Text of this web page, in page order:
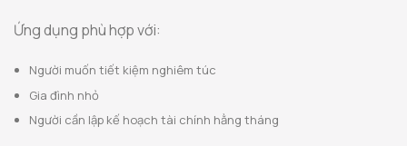
Ứng dụng phù hợp với:
Người muốn tiết kiệm nghiêm túc
Gia đình nhỏ
Người cần lập kế hoạch tài chính hằng tháng